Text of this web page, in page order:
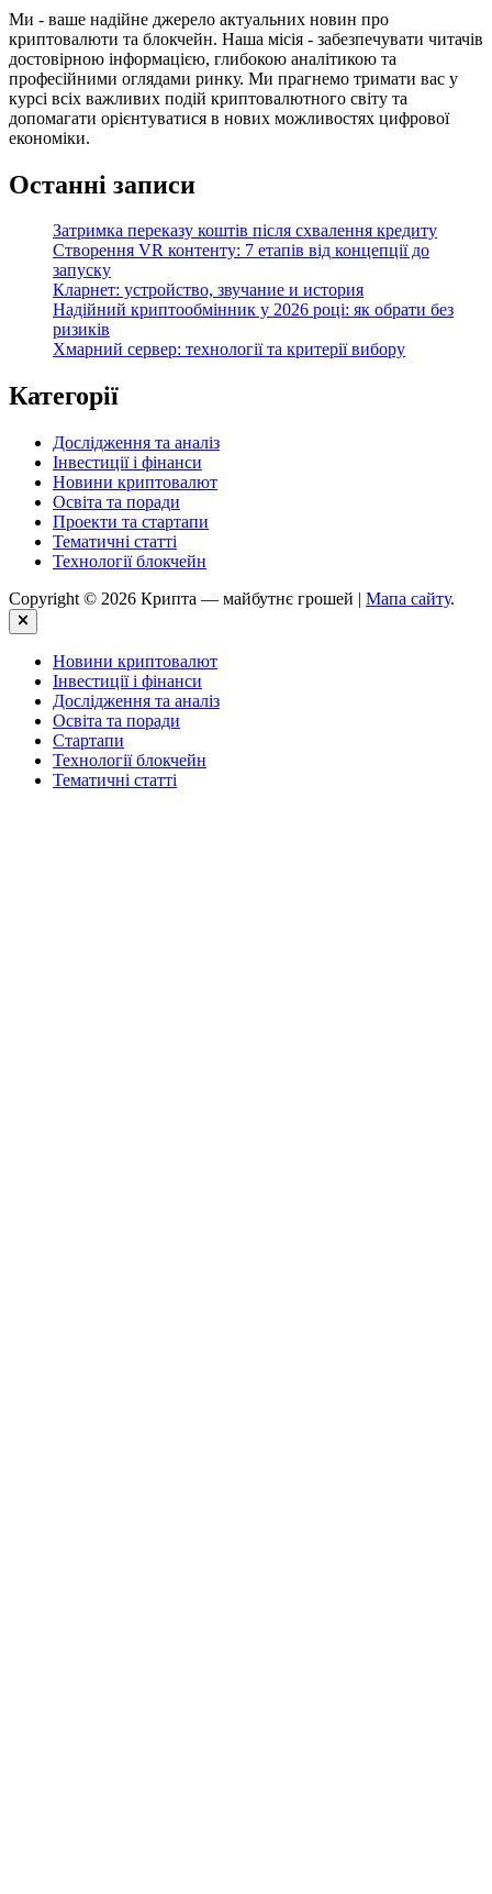
Ми - ваше надійне джерело актуальних новин про
криптовалюти та блокчейн. Наша місія - забезпечувати читачів
достовірною інформацією, глибокою аналітикою та
професійними оглядами ринку. Ми прагнемо тримати вас у
курсі всіх важливих подій криптовалютного світу та
допомагати орієнтуватися в нових можливостях цифрової
економіки.
Останні записи
Затримка переказу коштів після схвалення кредиту
Створення VR контенту: 7 етапів від концепції до
запуску
Кларнет: устройство, звучание и история
Надійний криптообмінник у 2026 році: як обрати без
ризиків
Хмарний сервер: технології та критерії вибору
Категорії
Дослідження та аналіз
Інвестиції і фінанси
Новини криптовалют
Освіта та поради
Проекти та стартапи
Тематичні статті
Технології блокчейн
Copyright © 2026 Крипта — майбутнє грошей | Мапа сайту.
Close
Новини криптовалют
Інвестиції і фінанси
Дослідження та аналіз
Освіта та поради
Стартапи
Технології блокчейн
Тематичні статті